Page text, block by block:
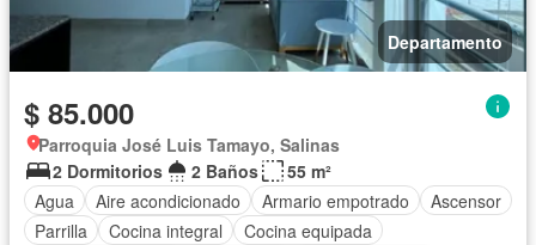
Departamento
$ 85.000
Parroquia José Luis Tamayo, Salinas
2 Dormitorios
2 Baños
55 m²
Agua
Aire acondicionado Armario empotrado
Ascensor
Parrilla
Cocina integral
Cocina equipada